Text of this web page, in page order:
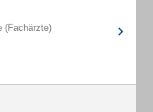
(Fachärzte)